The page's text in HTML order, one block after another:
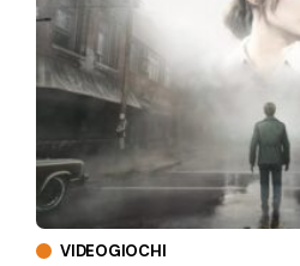
VIDEOGIOCHI